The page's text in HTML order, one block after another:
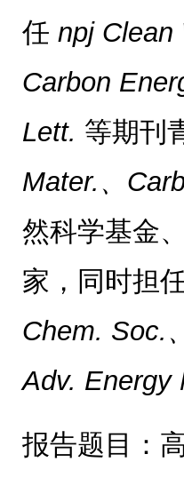
任 npj
Carbon
Lett. 等期刊
Mater.、
然科学基金
家，同时担
Chem. Soc.
Adv. Energy
报告题目：